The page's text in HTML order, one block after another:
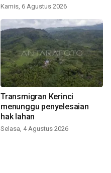
Kamis, 6 Agustus 2026
Transmigran Kerinci
menunggu penyelesaian
hak lahan
Selasa, 4 Agustus 2026